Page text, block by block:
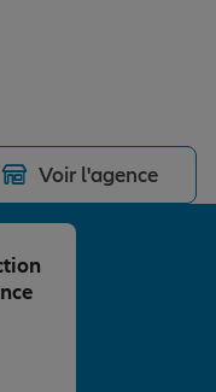
Voir l'agence